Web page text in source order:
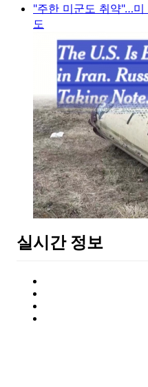
"주한 미군도 취약"…
도
실시간 정보